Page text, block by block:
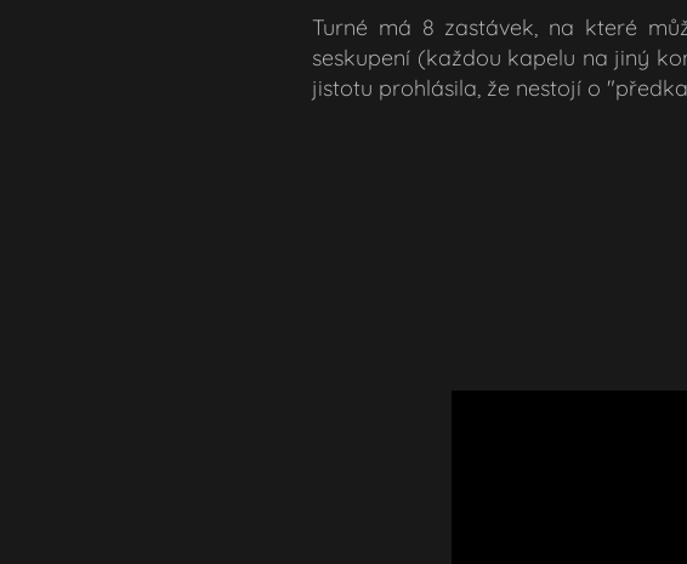
Turné má 8 zastávek, na které
seskupení (každou kapelu na jiný
jistotu prohlásila, že nestojí o